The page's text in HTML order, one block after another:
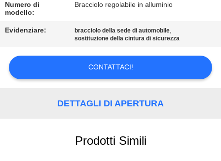
NOTIZIE
MAPPA
Numero di
modello:
Bracciolo regolabile in alluminio
Evidenziare: bracciolo della sede di automobile,
sostituzione della cintura di sicurezza
CONTATTACI!
DETTAGLI DI APERTURA
Prodotti Simili